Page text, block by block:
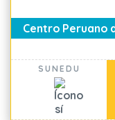
Centro Peruano
SUNEDU